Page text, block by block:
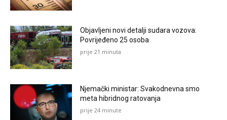
Objavljeni novi detalji sudara vozova:
Povrijeđeno 25 osoba
prije 21 minuta
Njemački ministar: Svakodnevna smo
meta hibridnog ratovanja
prije 24 minute